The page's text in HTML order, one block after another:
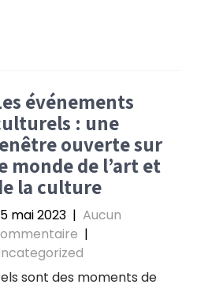
événements
: une
ouverte sur
monde de l’art et
la culture
mai 2023 | Aucun
|
sont des moments de